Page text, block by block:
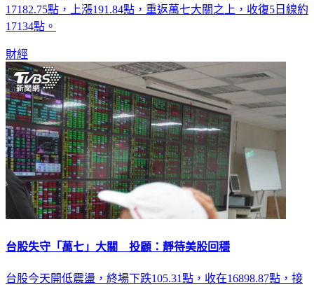
17182.75點，上漲191.84點，重返萬七大關之上，收復5日線約
17134點。
財經
台股失守「萬七」大關 投顧：靜待美股回穩
台股今天開低震盪，終場下跌105.31點，收在16898.87點，接